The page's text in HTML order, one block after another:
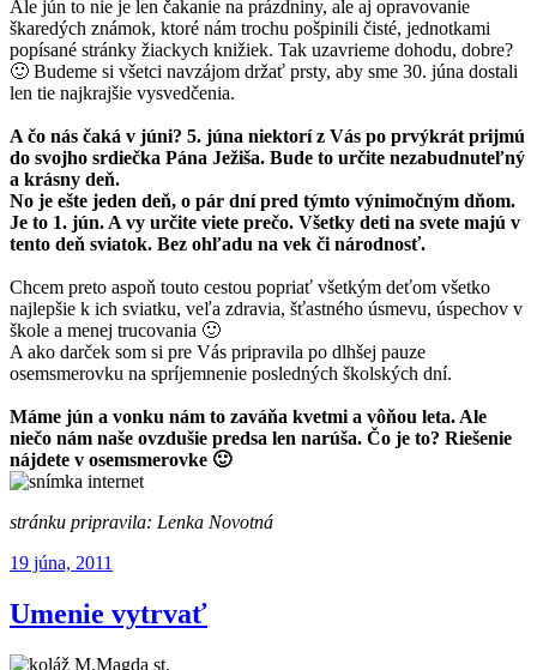
Ale jún to nie je len čakanie na prázdniny, ale aj opravovanie
škaredých známok, ktoré nám trochu pošpinili čisté, jednotkami
popísané stránky žiackych knižiek. Tak uzavrieme dohodu, dobre?
🙂 Budeme si všetci navzájom držať prsty, aby sme 30. júna dostali
len tie najkrajšie vysvedčenia.
A čo nás čaká v júni? 5. júna niektorí z Vás po prvýkrát prijmú
do svojho srdiečka Pána Ježiša. Bude to určite nezabudnuteľný
a krásny deň.
No je ešte jeden deň, o pár dní pred týmto výnimočným dňom.
Je to 1. jún. A vy určite viete prečo. Všetky deti na svete majú v
tento deň sviatok. Bez ohľadu na vek či národnosť.
Chcem preto aspoň touto cestou popriať všetkým deťom všetko
najlepšie k ich sviatku, veľa zdravia, šťastného úsmevu, úspechov v
škole a menej trucovania 🙂
A ako darček som si pre Vás pripravila po dlhšej pauze
osemsmerovku na spríjemnenie posledných školských dní.
Máme jún a vonku nám to zaváňa kvetmi a vôňou leta. Ale
niečo nám naše ovzdušie predsa len narúša. Čo je to? Riešenie
nájdete v osemsmerovke 🙂
stránku pripravila: Lenka Novotná
Publikované
19 júna, 2011
Umenie vytrvať